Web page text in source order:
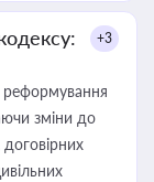
+3
зміни до